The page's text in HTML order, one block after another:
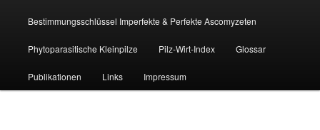
Bestimmungsschlüssel Imperfekte & Perfekte Ascomyzeten
Phytoparasitische Kleinpilze Pilz-Wirt-Index Glossar
Publikationen Links Impressum